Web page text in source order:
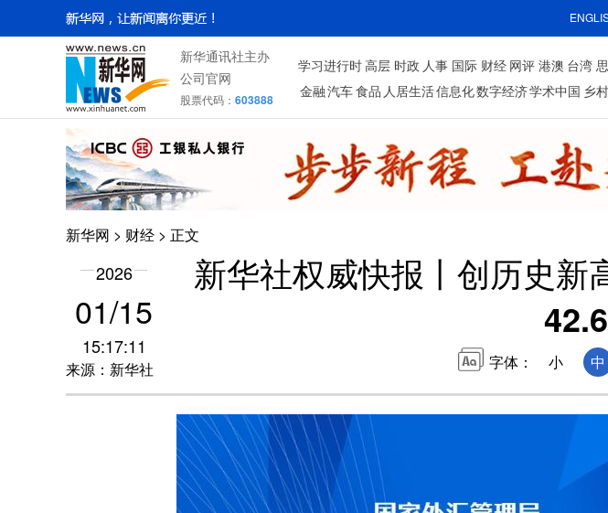
新华通讯社主办
公司官网
股票代码： 603888
学习进行时 高层 时政 人事 国际 财经 网评 港澳 台湾
金融 汽车 食品 人居生活信息化数字经济学术中国 乡
新华网 > 财经 > 正文
2026
01/15
15:17:11
来源：新华社
新华社权威快报丨创历史新
字体： 小 中